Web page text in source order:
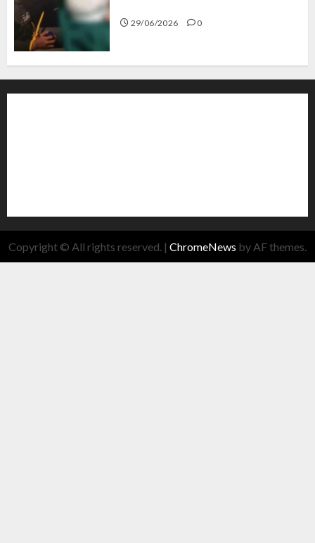
29/06/2026 0
Copyright © All rights reserved. | ChromeNews by AF themes.